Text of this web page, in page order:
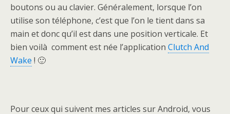
boutons ou au clavier. Généralement, lorsque l’on
utilise son téléphone, c’est que l’on le tient dans sa
main et donc qu’il est dans une position verticale. Et
bien voilà comment est née l’application Clutch And
Wake ! 🙂
Pour ceux qui suivent mes articles sur Android, vous